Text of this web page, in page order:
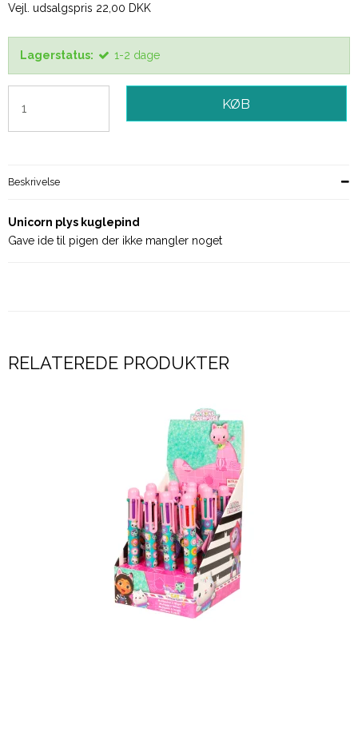
Vejl. udsalgspris 22,00 DKK
Lagerstatus: 1-2 dage
KØB
Beskrivelse
Unicorn plys kuglepind
Gave ide til pigen der ikke mangler noget
RELATEREDE PRODUKTER